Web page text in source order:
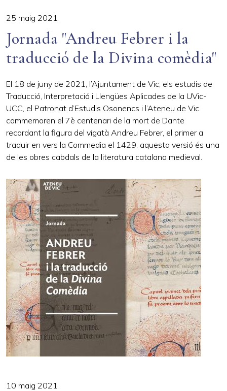
25 maig 2021
Jornada "Andreu Febrer i la
traducció de la Divina comèdia"
El 18 de juny de 2021, l’Ajuntament de Vic, els estudis de
Traducció, Interpretació i Llengües Aplicades de la UVic-
UCC, el Patronat d’Estudis Osonencs i l’Ateneu de Vic
commemoren el 7è centenari de la mort de Dante
recordant la figura del vigatà Andreu Febrer, el primer a
traduir en vers la Commedia el 1429: aquesta versió és una
de les obres cabdals de la literatura catalana medieval.
10 maig 2021